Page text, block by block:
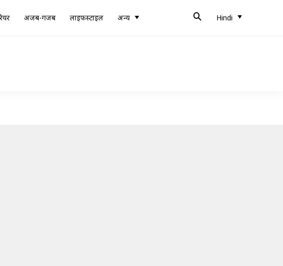
अजब-गजब लाइफस्टाइल अन्य Hindi